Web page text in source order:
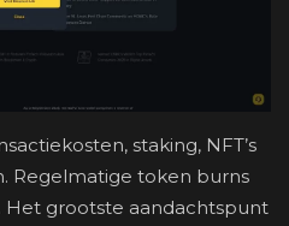
staking, NFT’s
Regelmatige token burns
Het grootste aandachtspunt